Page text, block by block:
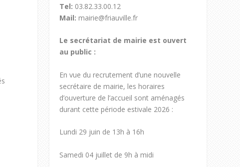
Tel: 03.82.33.00.12
Mail: mairie@friauville.fr
Le secrétariat de mairie est ouvert
au public :
En vue du recrutement d’une nouvelle
secrétaire de mairie, les horaires
d’ouverture de l’accueil sont aménagés
durant cette période estivale 2026 :
Lundi 29 juin de 13h à 16h
Samedi 04 juillet de 9h à midi